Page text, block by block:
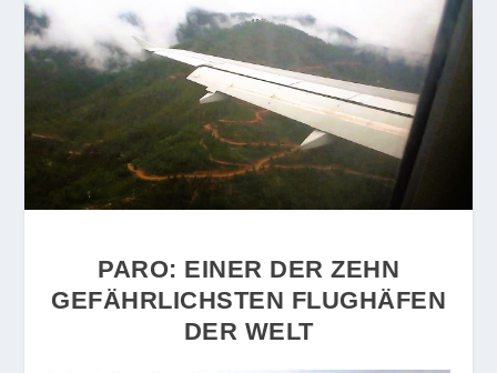
PARO: EINER DER ZEHN
GEFÄHRLICHSTEN FLUGHÄFEN
DER WELT